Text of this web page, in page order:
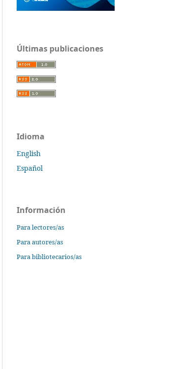
Últimas publicaciones
Idioma
English
Español
Información
Para lectores/as
Para autores/as
Para bibliotecarios/as